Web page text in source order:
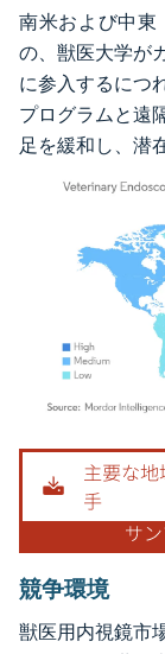
南米および中東
の、獣医大学が
に参入するにつ
プログラムと遠
足を緩和し、潜
画像 © Mordor
競争環境
獣医用内視鏡市